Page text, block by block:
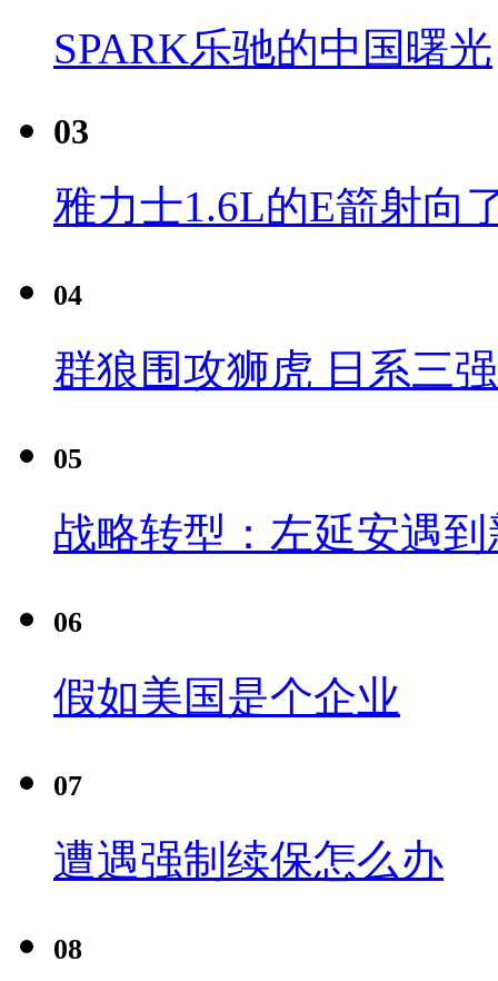
SPARK乐驰的中国曙光
03
雅力士1.6L的E箭射向
04
群狼围攻狮虎 日系三
05
战略转型：左延安遇
06
假如美国是个企业
07
遭遇强制续保怎么办
08